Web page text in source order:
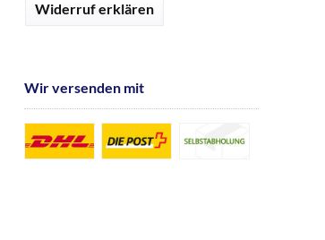
Widerruf erklären
Wir versenden mit